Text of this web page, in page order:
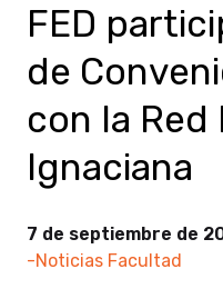
FED
de
con la Red
Ignaciana
7 de septiembre de
-Noticias Facultad